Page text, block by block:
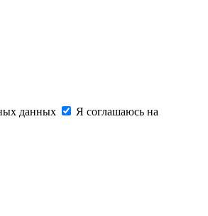
данных
Я соглашаюсь на